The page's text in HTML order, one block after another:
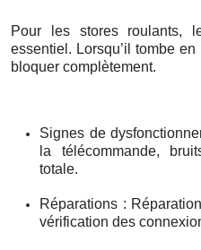
Pour les stores roulants,
essentiel. Lorsqu’il tombe
bloquer complètement.
Signes de
la télécommande,
totale.
Réparations :
vérification des